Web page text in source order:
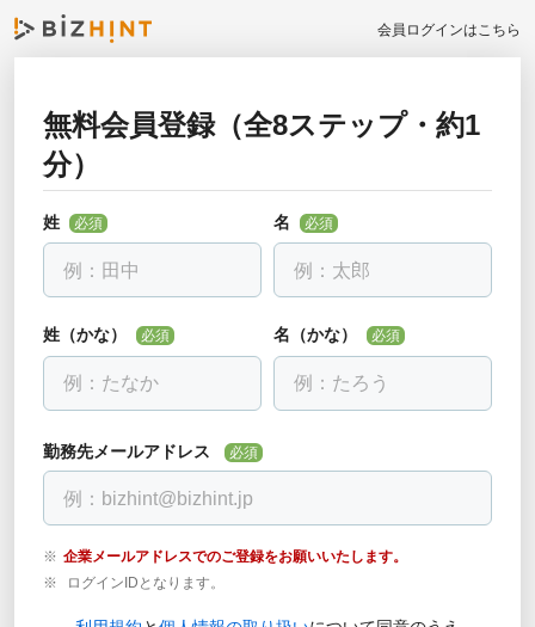
会員ログインはこちら
無料会員登録（全8ステップ・約1
分）
姓 必須 名 必須
姓（かな） 必須 名（かな） 必須
勤務先メールアドレス 必須
企業メールアドレスでのご登録をお願いいたします。
ログインIDとなります。
お勤め先について教えて下さい
全ての項目を入力して下さい
勤務先名
必須
会社名を入力し、下に出る候補を選んでください。見つからない場合
部署・役職正式名称 必須
戻る